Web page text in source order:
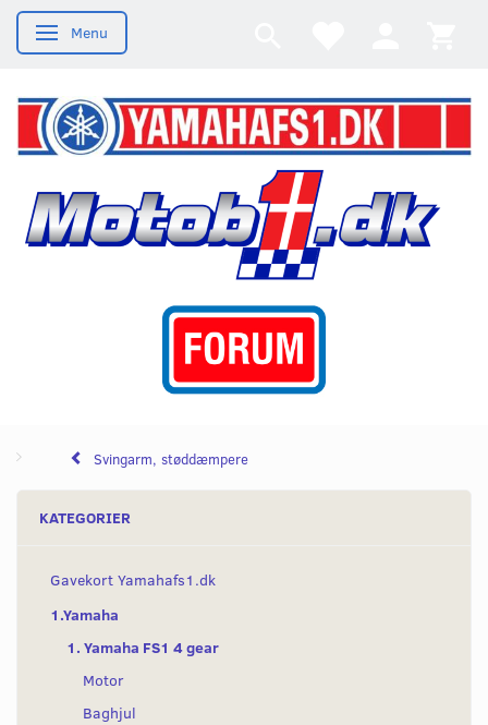
Skifte navigation
Menu
Svingarm, støddæmpere
KATEGORIER
Gavekort Yamahafs1.dk
1.Yamaha
1. Yamaha FS1 4 gear
Motor
Baghjul